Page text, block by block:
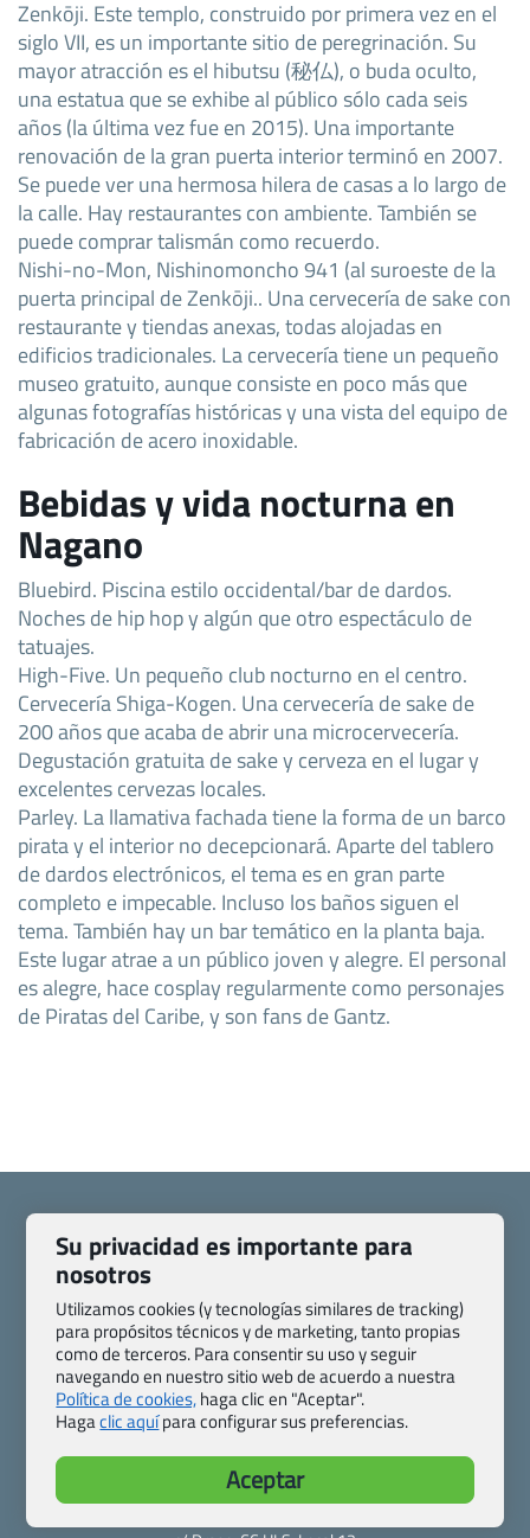
Zenkōji. Este templo, construido por primera vez en el
siglo VII, es un importante sitio de peregrinación. Su
mayor atracción es el hibutsu (秘仏), o buda oculto,
una estatua que se exhibe al público sólo cada seis
años (la última vez fue en 2015). Una importante
renovación de la gran puerta interior terminó en 2007.
Se puede ver una hermosa hilera de casas a lo largo de
la calle. Hay restaurantes con ambiente. También se
puede comprar talismán como recuerdo.
Nishi-no-Mon, Nishinomoncho 941 (al suroeste de la
puerta principal de Zenkōji.. Una cervecería de sake con
restaurante y tiendas anexas, todas alojadas en
edificios tradicionales. La cervecería tiene un pequeño
museo gratuito, aunque consiste en poco más que
algunas fotografías históricas y una vista del equipo de
fabricación de acero inoxidable.
Bebidas y vida nocturna en
Nagano
Bluebird. Piscina estilo occidental/bar de dardos.
Noches de hip hop y algún que otro espectáculo de
tatuajes.
High-Five. Un pequeño club nocturno en el centro.
Cervecería Shiga-Kogen. Una cervecería de sake de
200 años que acaba de abrir una microcervecería.
Degustación gratuita de sake y cerveza en el lugar y
excelentes cervezas locales.
Parley. La llamativa fachada tiene la forma de un barco
pirata y el interior no decepcionará. Aparte del tablero
de dardos electrónicos, el tema es en gran parte
completo e impecable. Incluso los baños siguen el
tema. También hay un bar temático en la planta baja.
Este lugar atrae a un público joven y alegre. El personal
es alegre, hace cosplay regularmente como personajes
de Piratas del Caribe, y son fans de Gantz.
Pasaporte, Visado, Salud y otras disposiciones específicas
Blog de Viajes.com
Registro de agencias
Preguntas frecuentes
Condiciones generales
Política de privacidad y cookies
Transparencia
Viajes.com
Su privacidad es importante para
nosotros
Utilizamos cookies (y tecnologías similares de tracking)
para propósitos técnicos y de marketing, tanto propias
como de terceros. Para consentir su uso y seguir
navegando en nuestro sitio web de acuerdo a nuestra
Política de cookies,haga clic en "Aceptar".
Hagaclic aquípara configurar sus preferencias.
Aceptar